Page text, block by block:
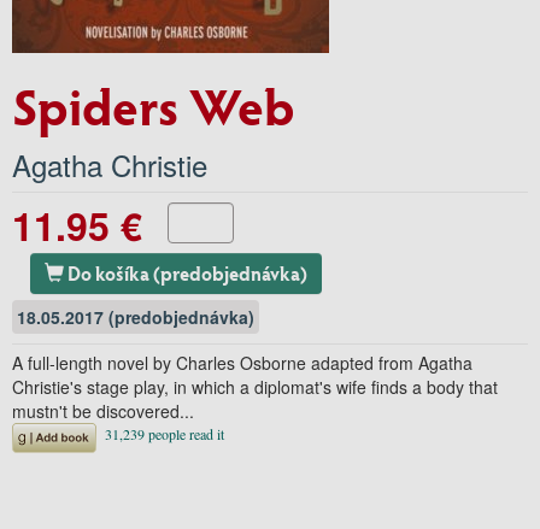
Spiders Web
Agatha Christie
11.95 €
Do košíka (predobjednávka)
18.05.2017 (predobjednávka)
A full-length novel by Charles Osborne adapted from Agatha
Christie's stage play, in which a diplomat's wife finds a body that
mustn't be discovered...